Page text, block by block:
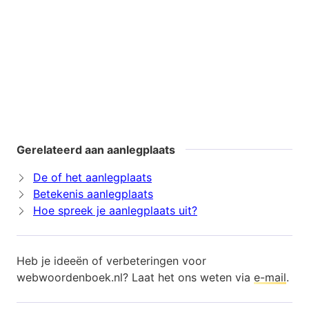
Gerelateerd aan aanlegplaats
De of het aanlegplaats
Betekenis aanlegplaats
Hoe spreek je aanlegplaats uit?
Heb je ideeën of verbeteringen voor
webwoordenboek.nl? Laat het ons weten via e-mail.